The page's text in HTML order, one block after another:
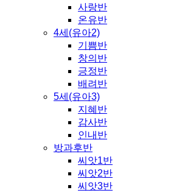
사랑반
온유반
4세(유아2)
기쁨반
창의반
긍정반
배려반
5세(유아3)
지혜반
감사반
인내반
방과후반
씨앗1반
씨앗2반
씨앗3반